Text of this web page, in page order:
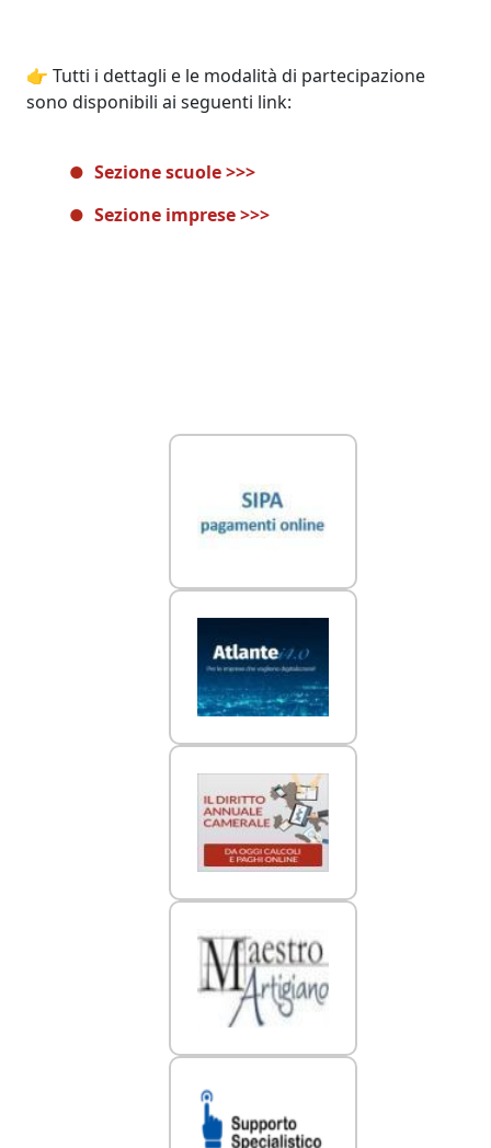
👉 Tutti i dettagli e le modalità di partecipazione
sono disponibili ai seguenti link:
Sezione scuole >>>
Sezione imprese >>>